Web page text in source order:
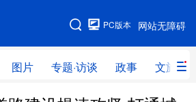
网站无障碍
PC版本
图片 专题·访谈 政事 文旅
网站地图